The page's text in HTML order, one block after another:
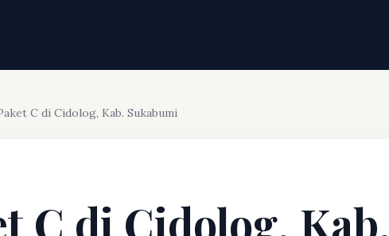
C di Cidolog, Kab. Sukabumi
C di Cidolog, Kab.